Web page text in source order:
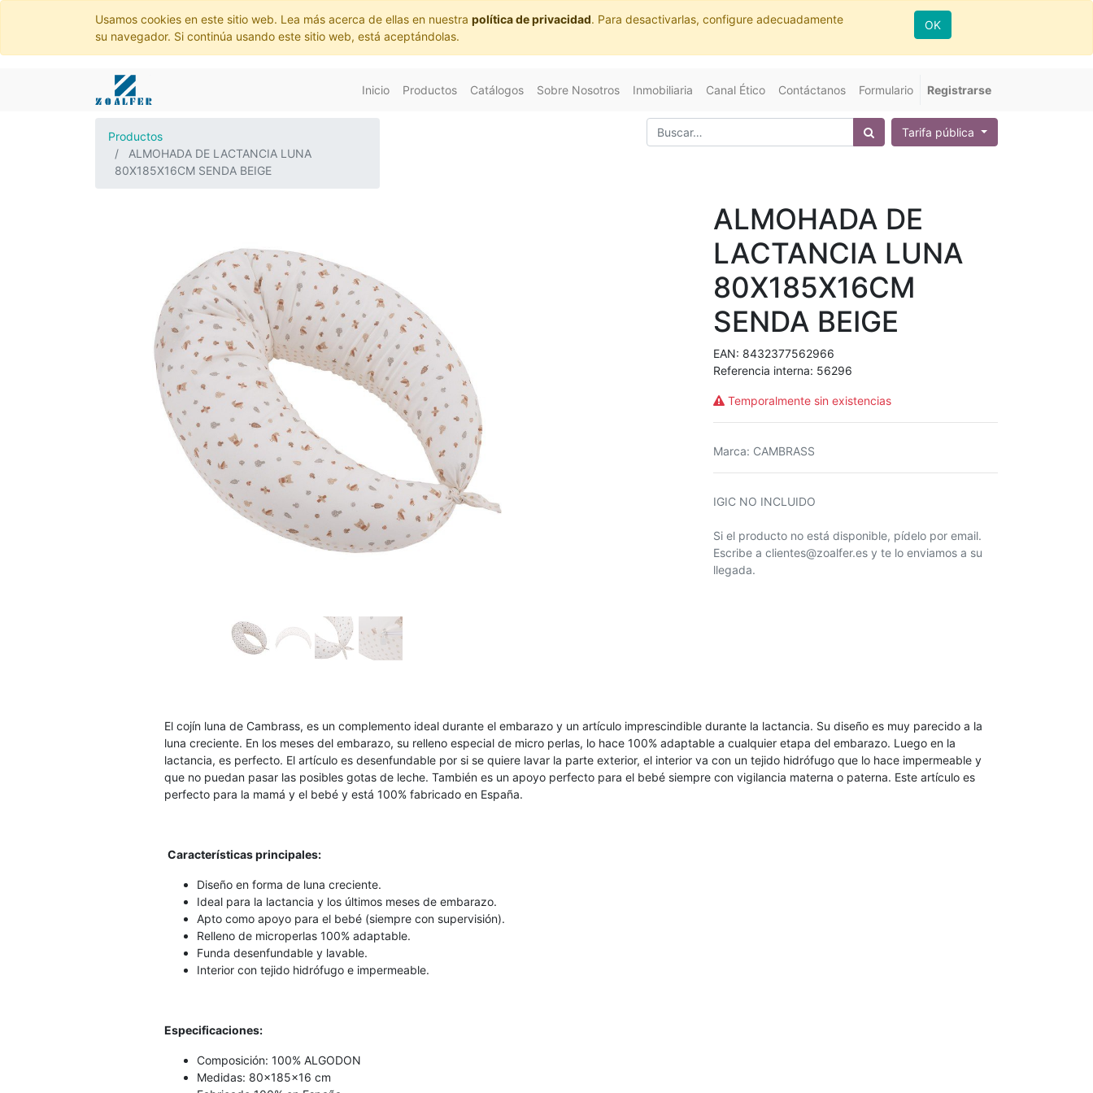
Usamos cookies en este sitio web. Lea más acerca de ellas en nuestra política de privacidad. Para desactivarlas, configure adecuadamente
su navegador. Si continúa usando este sitio web, está aceptándolas.
OK
Inicio Productos Catálogos Sobre Nosotros Inmobiliaria Canal Ético Contáctanos Formulario Registrarse
Productos
ALMOHADA DE LACTANCIA LUNA
80X185X16CM SENDA BEIGE
Tarifa pública
ALMOHADA DE
LACTANCIA LUNA
80X185X16CM
SENDA BEIGE
EAN: 8432377562966
Referencia interna: 56296
Temporalmente sin existencias
Marca: CAMBRASS
IGIC NO INCLUIDO
Si el producto no está disponible, pídelo por email.
Escribe a clientes@zoalfer.es y te lo enviamos a su
llegada.
El cojín luna de Cambrass, es un complemento ideal durante el embarazo y un artículo imprescindible durante la lactancia. Su diseño es muy parecido a la
luna creciente. En los meses del embarazo, su relleno especial de micro perlas, lo hace 100% adaptable a cualquier etapa del embarazo. Luego en la
lactancia, es perfecto. El artículo es desenfundable por si se quiere lavar la parte exterior, el interior va con un tejido hidrófugo que lo hace impermeable y
que no puedan pasar las posibles gotas de leche. También es un apoyo perfecto para el bebé siempre con vigilancia materna o paterna. Este artículo es
perfecto para la mamá y el bebé y está 100% fabricado en España.
Características principales:
Diseño en forma de luna creciente.
Ideal para la lactancia y los últimos meses de embarazo.
Apto como apoyo para el bebé (siempre con supervisión).
Relleno de microperlas 100% adaptable.
Funda desenfundable y lavable.
Interior con tejido hidrófugo e impermeable.
Especificaciones:
Composición: 100% ALGODON
Medidas: 80x185x16 cm